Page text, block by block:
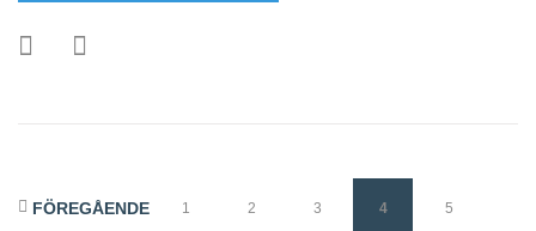
FÖREGÅENDE 1 2 3 4 5